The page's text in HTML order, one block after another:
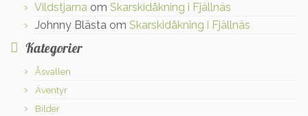
Vildstjarna om Skarskidåkning i Fjällnäs
Johnny Blästa om Skarskidåkning i Fjällnäs
Kategorier
Åsvallen
Äventyr
Bilder